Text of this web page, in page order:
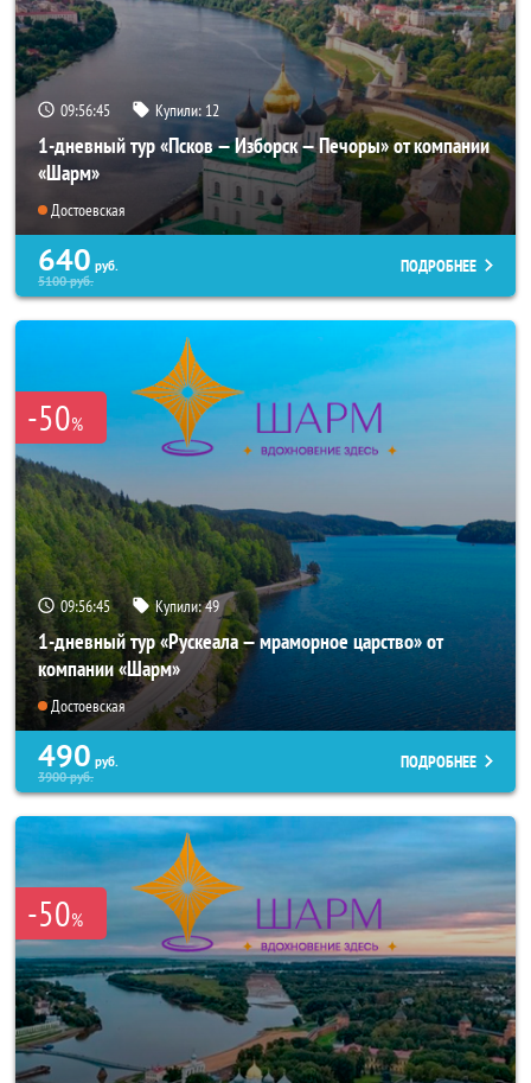
09:56:43 Купили: 12
1-дневный тур «Псков — Изборск — Печоры» от компании
«Шарм»
Достоевская
640 руб.
5100руб.
ПОДРОБНЕЕ
-50%
09:56:43 Купили:49
1-дневный тур «Рускеала — мраморное царство» от
компании «Шарм»
Достоевская
490 руб.
3900руб.
ПОДРОБНЕЕ
-50%